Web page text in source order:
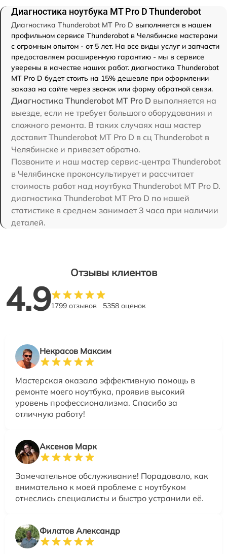
Диагностика ноутбука MT Pro D Thunderobot
Диагностика Thunderobot MT Pro D выполняется в нашем
профильном сервисе Thunderobot в Челябинске мастерами
с огромным опытом - от 5 лет. На все виды услуг и запчасти
предоставляем расширенную гарантию - мы в сервисе
уверены в качестве наших работ. диагностика Thunderobot
MT Pro D будет стоить на 15% дешевле при оформлении
заказа на сайте через звонок или форму обратной связи.
Диагностика Thunderobot MT Pro D выполняется на
выезде, если не требует большого оборудования и
сложного ремонта. В таких случаях наш мастер
доставит Thunderobot MT Pro D в сц Thunderobot в
Челябинске и привезет обратно.
Позвоните и наш мастер сервис-центра Thunderobot
в Челябинске проконсультирует и рассчитает
стоимость работ над ноутбука Thunderobot MT Pro D.
диагностика Thunderobot MT Pro D по нашей
статистике в среднем занимает 3 часа при наличии
деталей.
Отзывы клиентов
4.91799 отзывов 5358 оценок
Некрасов Максим
Мастерская оказала эффективную помощь в
ремонте моего ноутбука, проявив высокий
уровень профессионализма. Спасибо за
отличную работу!
Аксенов Марк
Замечательное обслуживание! Порадовало, как
внимательно к моей проблеме с ноутбуком
отнеслись специалисты и быстро устранили её.
Филатов Александр